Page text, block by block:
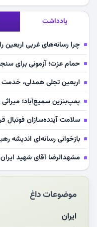
یادداشت
چرا رسانه‌های غربی اربعین
حمام عزت؛ آزمونی برای
اربعین تجلی همدلی،
پمپ‌بنزین سمیع‌آباد؛
سلامت آینده‌سازان فوتبال
بازخوانی رسانه‌ای اندیشه
مشهدالرضا آقای شهید
مکن ای صبح طلوع
چرایی «استقبال از آقای ایران»
انقلاب مردمی و مردم انقلابی
موضوعات داغ
ایران